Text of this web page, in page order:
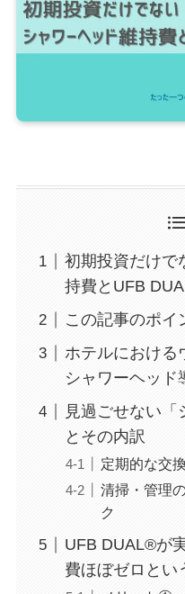
初期投資だけで
持費とUFB
この記事のポイ
ホテルにおける
シャワーヘッド
見過ごせない「
とその内訳
定期的な交
清掃・管理
ク
UFB DUAL®が
費ほぼゼロとい